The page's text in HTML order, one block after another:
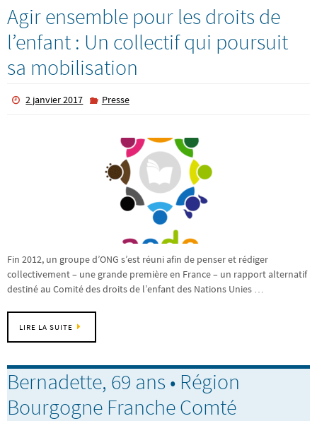
Agir ensemble pour les droits de
l’enfant : Un collectif qui poursuit
sa mobilisation
2 janvier 2017 Presse
Fin 2012, un groupe d’ONG s’est réuni afin de penser et rédiger
collectivement – une grande première en France – un rapport alternatif
destiné au Comité des droits de l’enfant des Nations Unies …
LIRE LA SUITE
Bernadette, 69 ans • Région
Bourgogne Franche Comté